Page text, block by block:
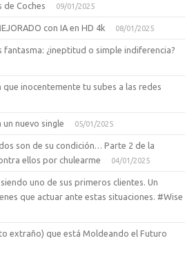
de Coches 09/01/2025
con IA en HD 4k 08/01/2025
fantasma: ¿ineptitud o simple indiferencia?
que inocentemente tu subes a las redes
un nuevo single 05/01/2025
son de su condición… Parte 2 de la
ellos por chulearme
04/01/2025
uno de sus primeros clientes. Un
que actuar ante estas situaciones. #Wise
extraño) que está Moldeando el Futuro